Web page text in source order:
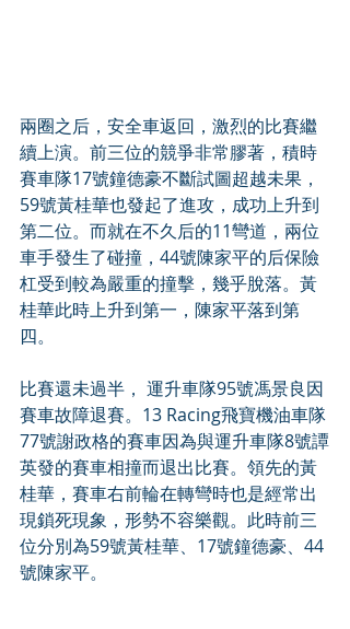
兩圈之后，安全車返回，激烈的比賽繼
續上演。前三位的競爭非常膠著，積時
賽車隊17號鐘德豪不斷試圖超越未果，
59號黃桂華也發起了進攻，成功上升到
第二位。而就在不久后的11彎道，兩位
車手發生了碰撞，44號陳家平的后保險
杠受到較為嚴重的撞擊，幾乎脫落。黃
桂華此時上升到第一，陳家平落到第
四。
比賽還未過半， 運升車隊95號馮景良因
賽車故障退賽。13 Racing飛寶機油車隊
77號謝政格的賽車因為與運升車隊8號譚
英發的賽車相撞而退出比賽。領先的黃
桂華，賽車右前輪在轉彎時也是經常出
現鎖死現象，形勢不容樂觀。此時前三
位分別為59號黃桂華、17號鐘德豪、44
號陳家平。